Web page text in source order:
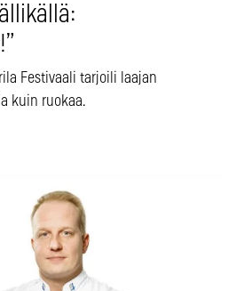
Festivaali tarjoili laajan
kuin ruokaa.